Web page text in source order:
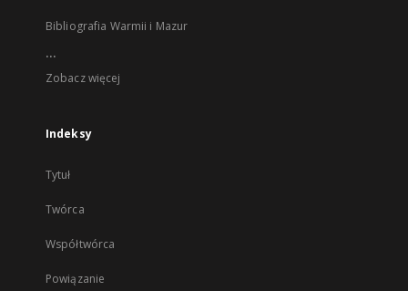
Bibliografia Warmii i Mazur
...
Zobacz więcej
Indeksy
Tytuł
Twórca
Współtwórca
Powiązanie